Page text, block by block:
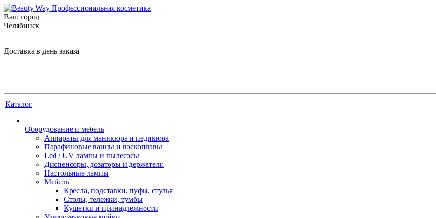
Ваш город
Челябинск
Доставка в день заказа
Каталог
Оборудование и мебель
Аппараты для маникюра и педикюра
Парафиновые ванны и воскоплавы
Led / UV лампы и пылесосы
Диспенсоры, дозаторы и держатели
Настольные лампы
Мебель
Кресла, подставки, пуфы, стулья
Столы, тележки, тумбы
Кушетки и принадлежности